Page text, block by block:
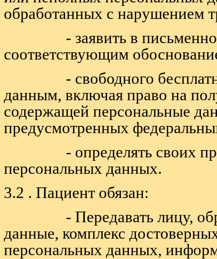
обработанных с нарушением
- заявить в письменной
соответствующим
- свободного
данным, включая право на
содержащей персональные
предусмотренных
- определять своих
персональных данных.
3.2 . Пациент обязан:
- Передавать лицу,
данные, комплекс
персональных данных,